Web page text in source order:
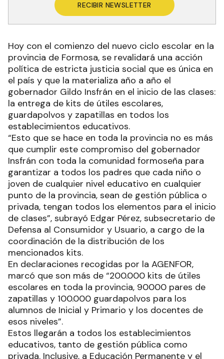
RECIBIR NEWSLETTER
Hoy con el comienzo del nuevo ciclo escolar en la
provincia de Formosa, se revalidará una acción
política de estricta justicia social que es única en
el país y que la materializa año a año el
gobernador Gildo Insfrán en el inicio de las clases:
la entrega de kits de útiles escolares,
guardapolvos y zapatillas en todos los
establecimientos educativos.
“Esto que se hace en toda la provincia no es más
que cumplir este compromiso del gobernador
Insfrán con toda la comunidad formoseña para
garantizar a todos los padres que cada niño o
joven de cualquier nivel educativo en cualquier
punto de la provincia, sean de gestión pública o
privada, tengan todos los elementos para el inicio
de clases”, subrayó Edgar Pérez, subsecretario de
Defensa al Consumidor y Usuario, a cargo de la
coordinación de la distribución de los
mencionados kits.
En declaraciones recogidas por la AGENFOR,
marcó que son más de “200.000 kits de útiles
escolares en toda la provincia, 90000 pares de
zapatillas y 100.000 guardapolvos para los
alumnos de Inicial y Primario y los docentes de
esos niveles”.
Estos llegarán a todos los establecimientos
educativos, tanto de gestión pública como
privada. Inclusive, a Educación Permanente y el